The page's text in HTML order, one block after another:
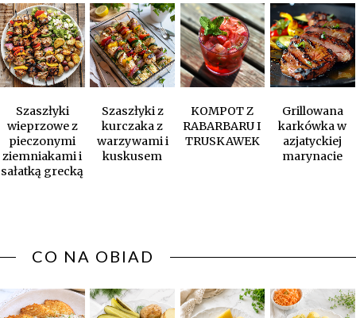
Szaszłyki
wieprzowe z
pieczonymi
ziemniakami i
sałatką grecką
Szaszłyki z
kurczaka z
warzywami i
kuskusem
KOMPOT Z
RABARBARU I
TRUSKAWEK
Grillowana
karkówka w
azjatyckiej
marynacie
CO NA OBIAD